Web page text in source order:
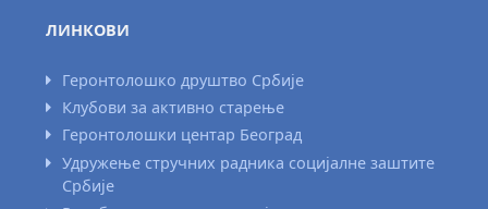
ЛИНКОВИ
Геронтолошко друштво Србије
Клубови за активно старење
Геронтолошки центар Београд
Удружење стручних радника социјалне заштите
Србије